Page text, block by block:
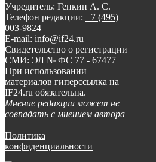
Учредитель: Генкин А. С.
Телефон редакции: +7 (495)
003-9824
E-mail: info@if24.ru
Свидетельство о регистрации
СМИ: ЭЛ № ФС 77 - 67477
При использовании
материалов гиперссылка на
IF24.ru обязательна.
Мнение редакции может не
совпадать с мнением автора
Политика
конфиденциальности